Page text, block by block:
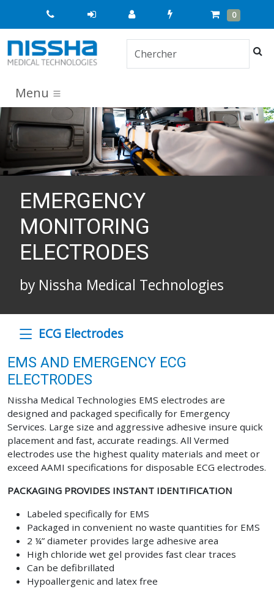
Quick
Order
Cart
0 Items
Menu
EMERGENCY
MONITORING
ELECTRODES
by Nissha Medical Technologies
ECG Electrodes
EMS AND EMERGENCY ECG
ELECTRODES
Nissha Medical Technologies EMS electrodes are
designed and packaged specifically for Emergency
Services. Large size and aggressive adhesive insure quick
placement and fast, accurate readings. All Vermed
electrodes use the highest quality materials and meet or
exceed AAMI specifications for disposable ECG electrodes.
PACKAGING PROVIDES INSTANT IDENTIFICATION
Labeled specifically for EMS
Packaged in convenient no waste quantities for EMS
2 ¼” diameter provides large adhesive area
High chloride wet gel provides fast clear traces
Can be defibrillated
Hypoallergenic and latex free